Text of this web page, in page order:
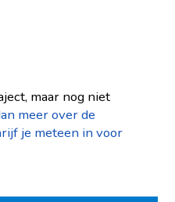
maar nog niet
meer over de
je meteen in voor